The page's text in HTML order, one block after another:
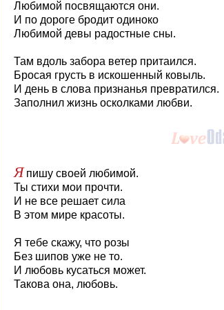
Любимой посвящаются они.
И по дороге бродит одиноко
Любимой девы радостные сны.
Там вдоль забора ветер притаился.
Бросая грусть в искошенный ковыль.
И день в слова признанья превратился.
Заполнил жизнь осколками любви.
Я пишу своей любимой.
Ты стихи мои прочти.
И не все решает сила
В этом мире красоты.
Я тебе скажу, что розы
Без шипов уже не то.
И любовь кусаться может.
Такова она, любовь.